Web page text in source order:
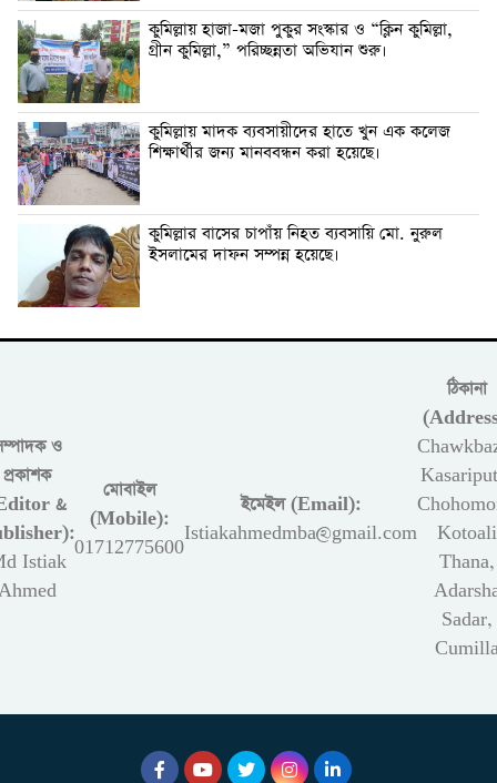
কুমিল্লায় হাজা-মজা পুকুর সংস্কার ও “ক্লিন কুমিল্লা,
গ্রীন কুমিল্লা,” পরিচ্ছন্নতা অভিযান শুরু।
কুমিল্লায় মাদক ব্যবসায়ীদের হাতে খুন এক কলেজ
শিক্ষার্থীর জন্য মানববন্ধন করা হয়েছে।
কুমিল্লার বাসের চাপাঁয় নিহত ব্যবসায়ি মো. নুরুল
ইসলামের দাফন সম্পন্ন হয়েছে।
ও
প্রকাশক
&
Istiak
মোবাইল
(Mobile):
01712775600
ইমেইল (Email):
Istiakahmedmba@gmail.com
ঠিকানা
Kotoali
Thana,
Sadar,